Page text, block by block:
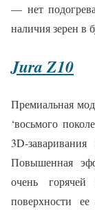
— нет
наличия зерен в
Jura Z10
Премиальная
‘восьмого
3D-
Повышенная
очень
поверхности